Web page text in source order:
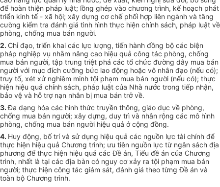
để hoàn thiện pháp luật; lồng ghép vào chương trình, kế hoạch phát
triển kinh tế - xã hội; xây dựng cơ chế phối hợp liên ngành và tăng
cường kiểm tra đánh giá tình hình thực hiện chính sách, pháp luật về
phòng, chống mua bán người.
2. Chỉ đạo, triển khai các lực lượng, tiến hành đồng bộ các biện
pháp nghiệp vụ nhằm nâng cao hiệu quả công tác phòng, chống
mua bán người, tập trung triệt phá các tổ chức đường dây mua bán
người với mục đích cưỡng bức lao động hoặc vô nhân đạo (nếu có);
truy tố, xét xử nghiêm minh tội phạm mua bán người (nếu có); thực
hiện hiệu quả chính sách, pháp luật của Nhà nước trong tiếp nhận,
bảo vệ và hỗ trợnạn nhân bị mua bán trở về.
3.Đa dạng hóa các hình thức truyền thông, giáo dục về phòng,
chống mua bán người; xây dựng, duy trì và nhân rộng các mô hình
phòng, chống mua bán người hiệu quả ở cộng đồng.
4. Huy động, bố trí và sử dụng hiệu quả các nguồn lực tài chính để
thực hiện hiệu quả Chương trình; ưu tiên nguồn lực từ ngân sách địa
phương để thực hiện hiệu quả cácĐề án, Tiểu đề án của Chương
trình, nhất là tại các địa bàn có nguy cơ xảy ra tội phạm mua bán
người; thực hiện công tác giám sát, đánh giá theo từng Đề án và
toàn bộ Chương trình.